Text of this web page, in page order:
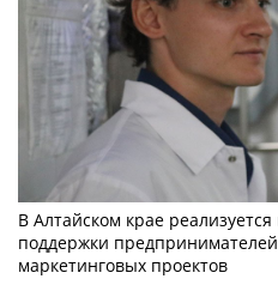
В Алтайском крае
поддержки
маркетинговых проектов